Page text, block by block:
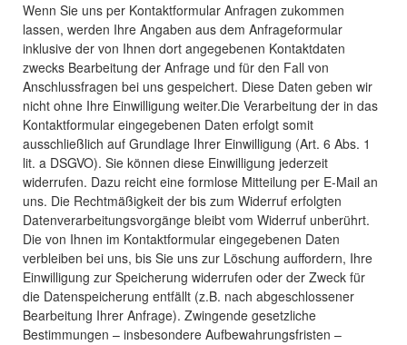
Wenn Sie uns per Kontaktformular Anfragen zukommen
lassen, werden Ihre Angaben aus dem Anfrageformular
inklusive der von Ihnen dort angegebenen Kontaktdaten
zwecks Bearbeitung der Anfrage und für den Fall von
Anschlussfragen bei uns gespeichert. Diese Daten geben wir
nicht ohne Ihre Einwilligung weiter.Die Verarbeitung der in das
Kontaktformular eingegebenen Daten erfolgt somit
ausschließlich auf Grundlage Ihrer Einwilligung (Art. 6 Abs. 1
lit. a DSGVO). Sie können diese Einwilligung jederzeit
widerrufen. Dazu reicht eine formlose Mitteilung per E-Mail an
uns. Die Rechtmäßigkeit der bis zum Widerruf erfolgten
Datenverarbeitungsvorgänge bleibt vom Widerruf unberührt.
Die von Ihnen im Kontaktformular eingegebenen Daten
verbleiben bei uns, bis Sie uns zur Löschung auffordern, Ihre
Einwilligung zur Speicherung widerrufen oder der Zweck für
die Datenspeicherung entfällt (z.B. nach abgeschlossener
Bearbeitung Ihrer Anfrage). Zwingende gesetzliche
Bestimmungen – insbesondere Aufbewahrungsfristen –